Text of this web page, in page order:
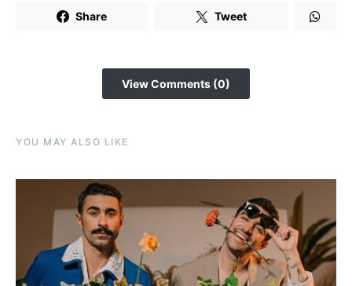
Share Tweet
View Comments (0)
YOU MAY ALSO LIKE